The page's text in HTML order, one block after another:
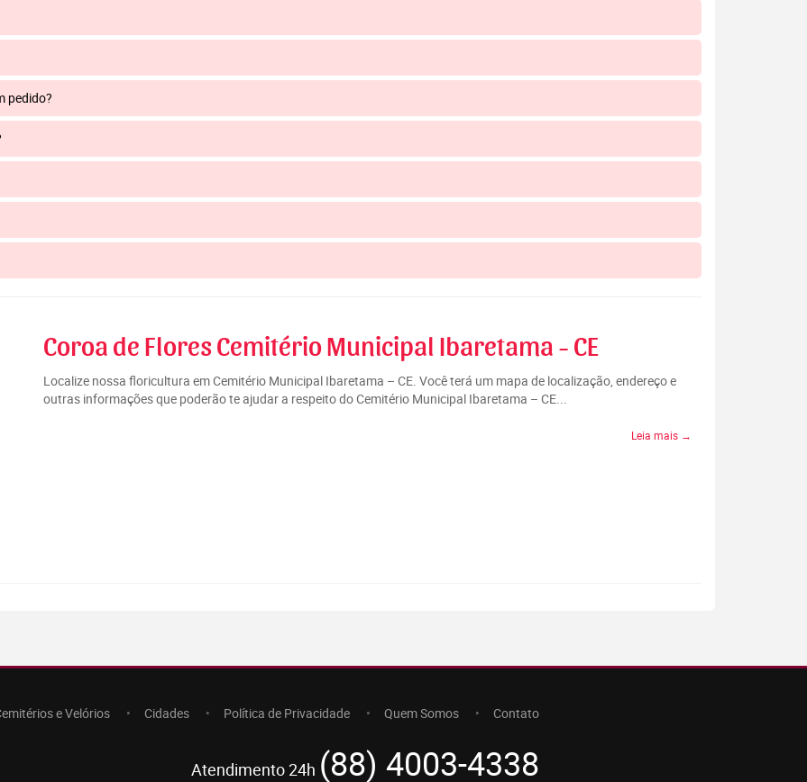
pedido?
Coroa de Flores Cemitério Municipal Ibaretama - CE
Localize nossa floricultura em Cemitério Municipal Ibaretama – CE. Você terá um mapa de localização, endereço e
outras informações que poderão te ajudar a respeito do Cemitério Municipal Ibaretama – CE...
Leia mais →
e Velórios Cidades Política de Privacidade Quem Somos Contato
Atendimento 24h (88) 4003-4338